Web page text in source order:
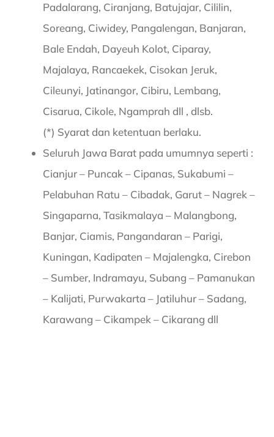
Padalarang, Ciranjang, Batujajar, Cililin,
Soreang, Ciwidey, Pangalengan, Banjaran,
Bale Endah, Dayeuh Kolot, Ciparay,
Majalaya, Rancaekek, Cisokan Jeruk,
Cileunyi, Jatinangor, Cibiru, Lembang,
Cisarua, Cikole, Ngamprah dll , dlsb.
(*) Syarat dan ketentuan berlaku.
Seluruh Jawa Barat pada umumnya seperti :
Cianjur – Puncak – Cipanas, Sukabumi –
Pelabuhan Ratu – Cibadak, Garut – Nagrek –
Singaparna, Tasikmalaya – Malangbong,
Banjar, Ciamis, Pangandaran – Parigi,
Kuningan, Kadipaten – Majalengka, Cirebon
– Sumber, Indramayu, Subang – Pamanukan
– Kalijati, Purwakarta – Jatiluhur – Sadang,
Karawang – Cikampek – Cikarang dll